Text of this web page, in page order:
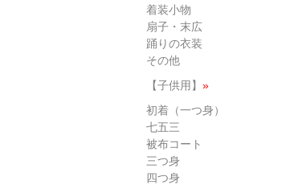
着装小物
扇子・末広
踊りの衣装
その他
【子供用】 »
初着（一つ身）
七五三
被布コート
三つ身
四つ身